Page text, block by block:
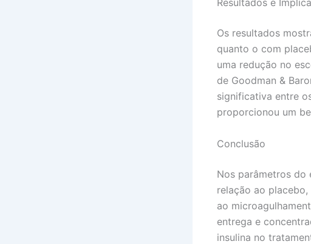
Resultados e
Os resultados
quanto o com
uma redução no
de Goodman &
significativa entre
proporcionou um
Conclusão
Nos parâmetros do
relação ao
ao
entrega e
insulina no